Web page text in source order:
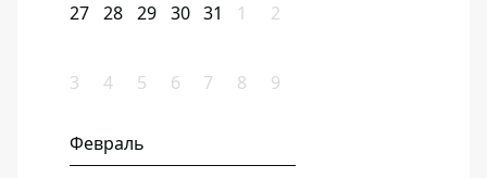
27 28 29 30 31 1 2
3 4 5 6 7 8 9
Февраль